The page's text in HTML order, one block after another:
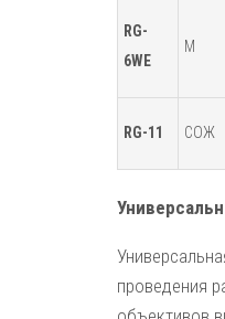
RG-
6WE
М
RG-11 СОЖ
проведения